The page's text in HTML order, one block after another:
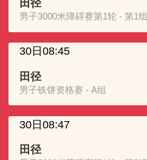
田径
男子3000米障碍赛第1轮 - 第1组
30日08:45
田径
男子铁饼资格赛 - A组
30日08:47
田径